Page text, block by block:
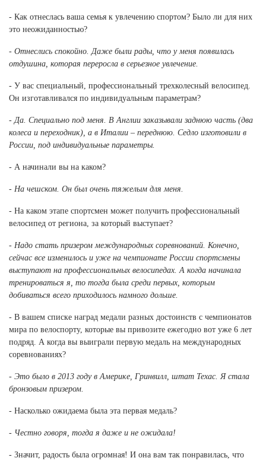
- Как отнеслась ваша семья к увлечению спортом? Было ли для них
это неожиданностью?
- Отнеслись спокойно. Даже были рады, что у меня появилась
отдушина, которая переросла в серьезное увлечение.
- У вас специальный, профессиональный трехколесный велосипед.
Он изготавливался по индивидуальным параметрам?
- Да. Специально под меня. В Англии заказывали заднюю часть (два
колеса и переходник), а в Италии – переднюю. Седло изготовили в
России, под индивидуальные параметры.
- А начинали вы на каком?
- На чешском. Он был очень тяжелым для меня.
- На каком этапе спортсмен может получить профессиональный
велосипед от региона, за который выступает?
- Надо стать призером международных соревнований. Конечно,
сейчас все изменилось и уже на чемпионате России спортсмены
выступают на профессиональных велосипедах. А когда начинала
тренироваться я, то тогда была среди первых, которым
добиваться всего приходилось намного дольше.
- В вашем списке наград медали разных достоинств с чемпионатов
мира по велоспорту, которые вы привозите ежегодно вот уже 6 лет
подряд. А когда вы выиграли первую медаль на международных
соревнованиях?
- Это было в 2013 году в Америке, Гринвилл, штат Техас. Я стала
бронзовым призером.
- Насколько ожидаема была эта первая медаль?
- Честно говоря, тогда я даже и не ожидала!
- Значит, радость была огромная! И она вам так понравилась, что